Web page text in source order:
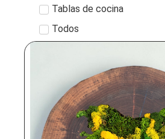
Tablas de cocina
Todos